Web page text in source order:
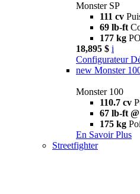
Monster SP
111 cv
69 lb-ft
177 kg
18,895 $ i
Configurateur
new Monster
Monster 100
110.7 cv
67 lb-ft
175 kg
En Savoir Plus
Streetfighter